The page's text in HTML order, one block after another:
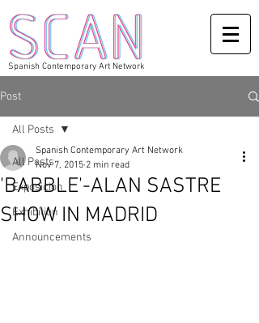
Spanish Contemporary Art Network
Post
All Posts
Exposicion
Exhibition
Announcements
All Posts
'BABBLE'-ALAN SASTRE
SHOW IN MADRID
Spanish Contemporary Art Network
Nov 7, 2015 2 min read